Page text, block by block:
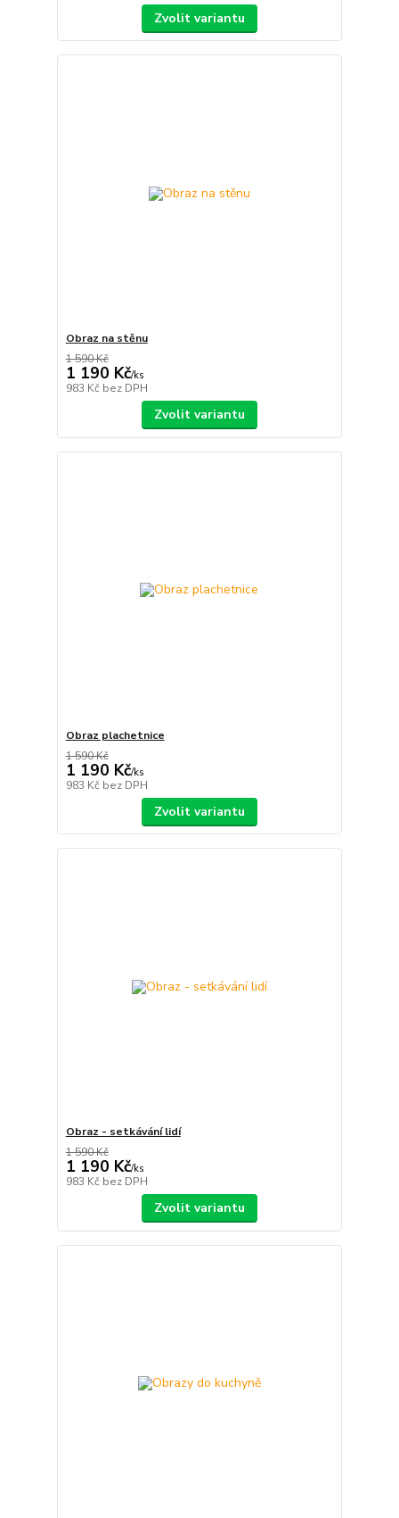
Zvolit variantu
Obraz na stěnu
1 590 Kč
1 190 Kč/ks
983 Kč bez DPH
Zvolit variantu
Obraz plachetnice
1 590 Kč
1 190 Kč/ks
983 Kč bez DPH
Zvolit variantu
Obraz - setkávání lidí
1 590 Kč
1 190 Kč/ks
983 Kč bez DPH
Zvolit variantu